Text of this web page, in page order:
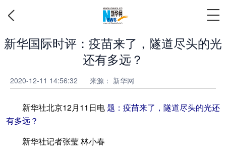
新华国际时评：疫苗来了，隧道尽头的光
还有多远？
2020-12-11 14:56:32 来源： 新华网
新华社北京12月11日电题：疫苗来了，隧道尽头的光还
有多远？
新华社记者张莹 林小春